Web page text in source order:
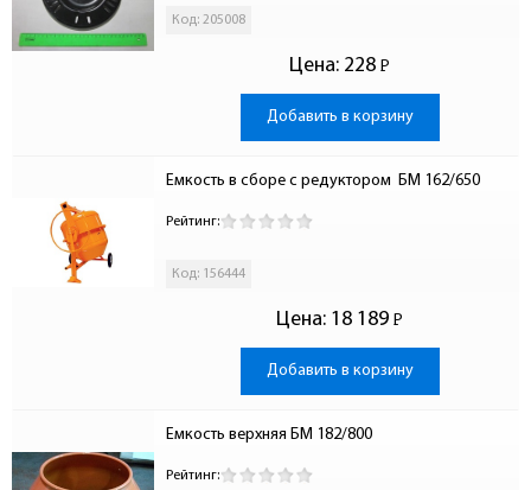
Код: 205008
Цена: 228 Р
-
Добавить в корзину
Емкость в сборе с редуктором  БМ 162/650
Рейтинг:
Код: 156444
Цена: 18 189 Р
-
Добавить в корзину
Емкость верхняя БМ 182/800
Рейтинг: